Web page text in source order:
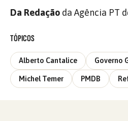
Da Redação da Agência PT
TÓPICOS
Alberto Cantalice Governo
Michel Temer PMDB